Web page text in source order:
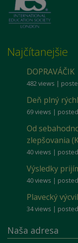
Najčítanejšie
DOPRAVÁČIK
482 views |
Deň plný
69 views |
Od
zlepšovania
40 views |
Výsledky
40 views |
Plavecký
34 views |
Naša adresa